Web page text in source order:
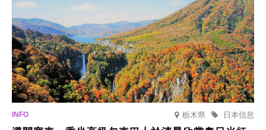
栃木県 日本信息